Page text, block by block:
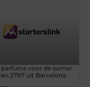
parfums voor de zomer
2787 uit Barcelona